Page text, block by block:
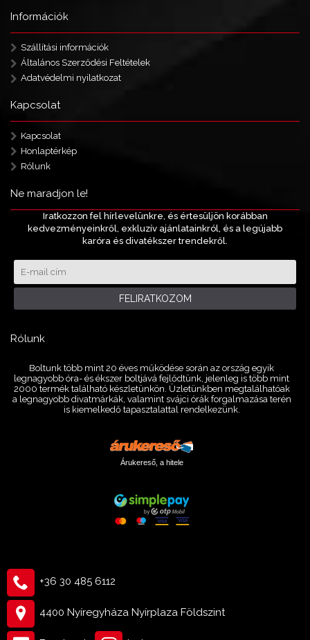
Információk
Szállítási információk
Általános Szerződési Feltételek
Adatvédelmi nyilatkozat
Kapcsolat
Kapcsolat
Honlaptérkép
Rólunk
Ne maradjon le!
Iratkozzon fel hírlevelünkre, és értesüljön korábban
kedvezményeinkről, exkluzív ajánlatainkról, és a legújabb
karóra és divatékszer trendekről.
FELIRATKOZOM
Rólunk
Boltunk több mint 20 éves működése során az ország egyik
legnagyobb óra- és ékszer boltjává fejlődtünk, jelenleg is több mint
2000 termék található készletünkön. Üzletünkben megtalálhatóak
a legnagyobb divatmárkák, valamint svájci órák forgalmazása terén
is kiemelkedő tapasztalattal rendelkezünk.
Árukereső, a hitele
+36 30 485 6112
4400 Nyíregyháza Nyírplaza Földszint